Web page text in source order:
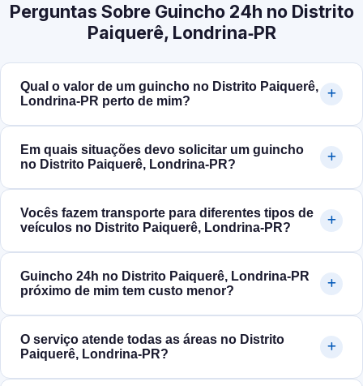
Perguntas Sobre Guincho 24h no Distrito
Paiquerê, Londrina‑PR
Qual o valor de um guincho no Distrito Paiquerê,
Londrina‑PR perto de mim?
Em quais situações devo solicitar um guincho
no Distrito Paiquerê, Londrina‑PR?
Vocês fazem transporte para diferentes tipos de
veículos no Distrito Paiquerê, Londrina‑PR?
Guincho 24h no Distrito Paiquerê, Londrina‑PR
próximo de mim tem custo menor?
O serviço atende todas as áreas no Distrito
Paiquerê, Londrina‑PR?